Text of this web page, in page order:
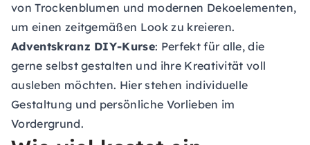
von Trockenblumen und modernen Dekoelementen,
um einen zeitgemäßen Look zu kreieren.
Adventskranz DIY-Kurse: Perfekt für alle, die
gerne selbst gestalten und ihre Kreativität voll
ausleben möchten. Hier stehen individuelle
Gestaltung und persönliche Vorlieben im
Vordergrund.